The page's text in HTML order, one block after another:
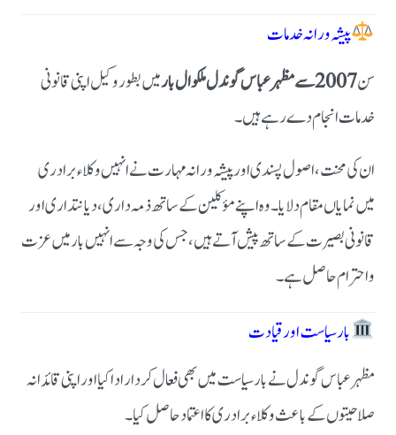
پیشہ ورانہ خدمات
سن2007 سے مظہر عباس گوندل ملکوال بار
میں بطور وکیل اپنی قانونی
خدمات انجام دے رہے ہیں۔
ان کی محنت، اصول پسندی اور پیشہ ورانہ مہارت نے انہیں وکلاء برادری
میں نمایاں مقام دلایا۔ وہ اپنے مؤکلین کے ساتھ ذمہ داری، دیانتداری اور
قانونی بصیرت کے ساتھ پیش آتے ہیں، جس کی وجہ سے انہیں بار میں عزت
و احترام حاصل ہے۔
بار سیاست اور قیادت
مظہر عباس گوندل نے بار سیاست میں بھی فعال کردار ادا کیا اور اپنی قائدانہ
صلاحیتوں کے باعث وکلاء برادری کا اعتماد حاصل کیا۔